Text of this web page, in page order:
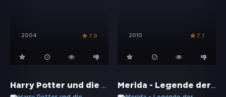
2004 7.9 2010 7.7
Harry Potter und die Kammer des Schreckens Merida - Legende der Highlands